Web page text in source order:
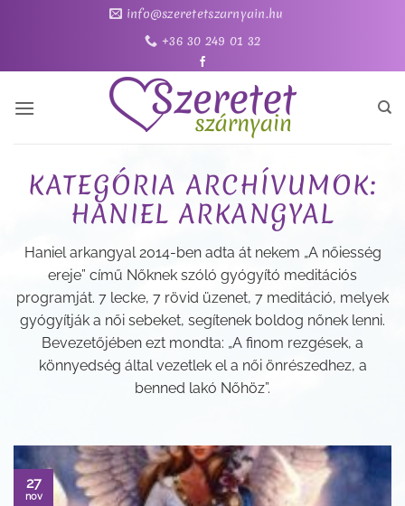
info@szeretetszarnyain.hu
+36 30 249 01 32
KATEGÓRIA ARCHÍVUMOK:
HANIEL ARKANGYAL
Haniel arkangyal 2014-ben adta át nekem „A nőiesség
ereje” című Nőknek szóló gyógyító meditációs
programját. 7 lecke, 7 rövid üzenet, 7 meditáció, melyek
gyógyítják a női sebeket, segítenek boldog nőnek lenni.
Bevezetőjében ezt mondta: „A finom rezgések, a
könnyedség által vezetlek el a női önrészedhez, a
benned lakó Nőhöz”.
27
nov